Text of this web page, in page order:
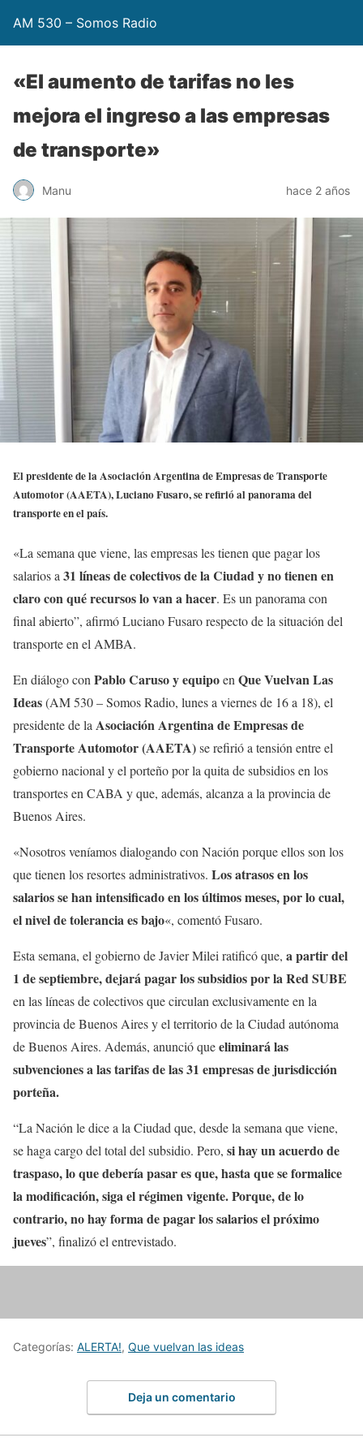
AM 530 – Somos Radio
«El aumento de tarifas no les
mejora el ingreso a las empresas
de transporte»
Manu hace 2 años
El presidente de la Asociación Argentina de Empresas de Transporte
Automotor (AAETA), Luciano Fusaro, se refirió al panorama del
transporte en el país.
«La semana que viene, las empresas les tienen que pagar los
salarios a 31 líneas de colectivos de la Ciudad y no tienen en
claro con qué recursos lo van a hacer. Es un panorama con
final abierto”, afirmó Luciano Fusaro respecto de la situación del
transporte en el AMBA.
En diálogo con Pablo Carusoy equipoen Que Vuelvan Las
Ideas(AM 530 – Somos Radio, lunes a viernes de 16 a 18), el
presidente de la Asociación Argentina de Empresas de
Transporte Automotor (AAETA)se refirió a tensión entre el
gobierno nacional y el porteño por la quita de subsidios en los
transportes en CABA y que, además, alcanza a la provincia de
Buenos Aires.
«Nosotros veníamos dialogando con Nación porque ellos son los
que tienen los resortes administrativos. Los atrasos en los
salarios se han intensificado en los últimos meses, por lo cual,
el nivel de tolerancia es bajo«, comentó Fusaro.
Esta semana, el gobierno de Javier Milei ratificó que, a partir del
1 de septiembre, dejará pagar los subsidios por la Red SUBE
en las líneas de colectivos que circulan exclusivamente en la
provincia de Buenos Aires y el territorio de la Ciudad autónoma
de Buenos Aires. Además, anunció queeliminará las
subvenciones a las tarifas de las 31 empresas de jurisdicción
porteña.
“La Nación le dice a la Ciudad que, desde la semana que viene,
se haga cargo del total del subsidio. Pero, si hay un acuerdo de
traspaso, lo que debería pasar es que, hasta que se formalice
la modificación, siga el régimen vigente. Porque, de lo
contrario, no hay forma de pagar los salarios el próximo
jueves”, finalizó el entrevistado.
Categorías: ALERTA!, Que vuelvan las ideas
Deja un comentario